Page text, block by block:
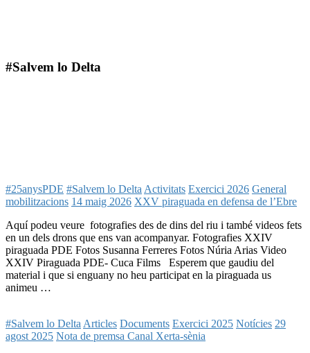
#Salvem lo Delta
#25anysPDE #Salvem lo DeltaActivitats Exercici 2026 General
mobilitzacions 14 maig 2026 XXV piraguada en defensa de l’Ebre
Aquí podeu veure fotografies des de dins del riu i també videos fets
en un dels drons que ens van acompanyar. Fotografies XXIV
piraguada PDE Fotos Susanna Ferreres Fotos Núria Arias Video
XXIV Piraguada PDE- Cuca Films Esperem que gaudiu del
material i que si enguany no heu participat en la piraguada us
animeu …
#Salvem lo DeltaArticles Documents Exercici 2025 Notícies 29
agost 2025 Nota de premsa Canal Xerta-sènia